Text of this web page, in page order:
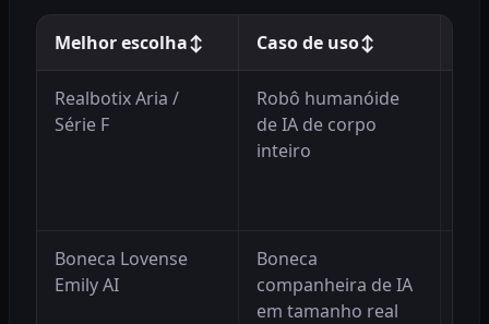
Melhor escolha↕ Caso de uso↕
Realbotix Aria /
Série F
Robô humanóide
de IA de corpo
inteiro
Boneca Lovense
Emily AI
Boneca
companheira de IA
em tamanho real